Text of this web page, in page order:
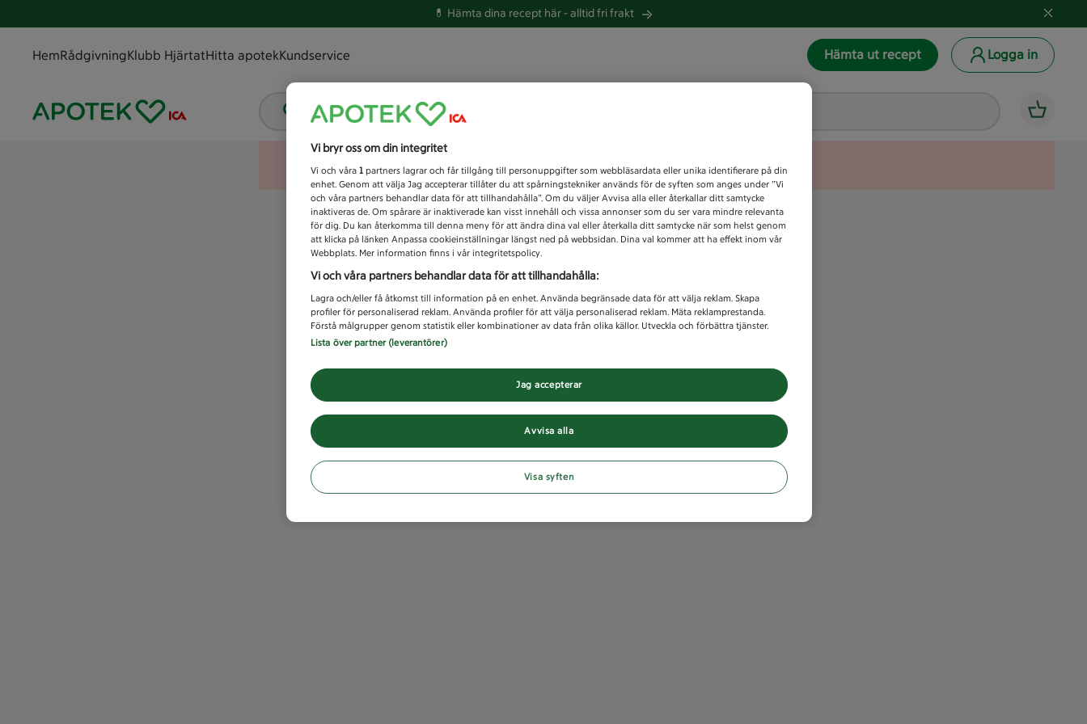
💊 Hämta dina recept här -alltid fri frakt
HemRådgivningKlubb HjärtatHitta apotekKundservice Hämta ut recept Logga in
Vad letar du efter idag?
Unknown error
Vi bryr oss om din integritet
Vi och våra 1 partners lagrar och får tillgång till personuppgifter som webbläsardata eller unika identifierare på din
enhet. Genom att välja Jag accepterar tillåter du att spårningstekniker används för de syften som anges under ”Vi
och våra partners behandlar data för att tillhandahålla”. Om du väljer Avvisa alla eller återkallar ditt samtycke
inaktiveras de. Om spårare är inaktiverade kan visst innehåll och vissa annonser som du ser vara mindre relevanta
för dig. Du kan återkomma till denna meny för att ändra dina val eller återkalla ditt samtycke när som helst genom
att klicka på länken Anpassa cookieinställningar längst ned på webbsidan. Dina val kommer att ha effekt inom vår
Webbplats. Mer information finns i vår integritetspolicy.
Vi och våra partners behandlar data för att tillhandahålla:
Lagra och/eller få åtkomst till information på en enhet. Använda begränsade data för att välja reklam. Skapa
profiler för personaliserad reklam. Använda profiler för att välja personaliserad reklam. Mäta reklamprestanda.
Förstå målgrupper genom statistik eller kombinationer av data från olika källor. Utveckla och förbättra tjänster.
Lista över partner (leverantörer)
Avvisa alla
Jag accepterar
Visa syften